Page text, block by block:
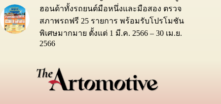
ฮอนด้าทั้งรถยนต์มือหนึ่งและมือสอง ตรวจ
สภาพรถฟรี 25 รายการ พร้อมรับโปรโมชัน
พิเศษมากมาย ตั้งแต่ 1 มี.ค. 2566 – 30 เม.ย.
2566